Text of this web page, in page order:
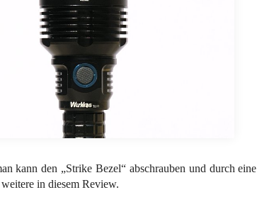
kann den „Strike Bezel“ abschrauben und durch eine
in diesem Review.